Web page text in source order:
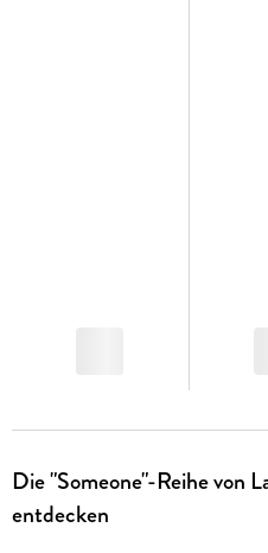
Die "Someone"-Reihe von
entdecken